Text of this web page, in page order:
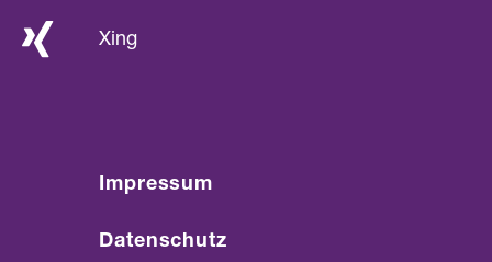
Xing
Impressum
Datenschutz